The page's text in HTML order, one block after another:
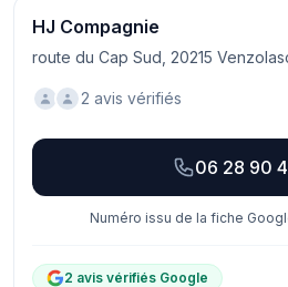
HJ Compagnie
route du Cap Sud, 20215
2 avis vérifiés
06 28 90
Numéro issu de la fiche
2 avis vérifiés Google